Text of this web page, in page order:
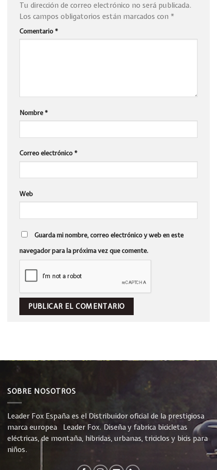
Tu dirección de correo electrónico no será publicada.
Los campos obligatorios están marcados con *
Comentario *
Nombre *
Correo electrónico *
Web
Guarda mi nombre, correo electrónico y web en este
navegador para la próxima vez que comente.
SOBRE NOSOTROS
Leader Fox España es el Distribuidor oficial de la prestigiosa
marca europea Leader Fox. Diseña y fabrica bicicletas
eléctricas, de montaña, híbridas, urbanas, triciclos y bicis para
niños.